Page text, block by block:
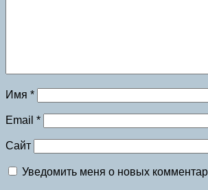
Имя *
Email *
Сайт
Уведомить меня о новых